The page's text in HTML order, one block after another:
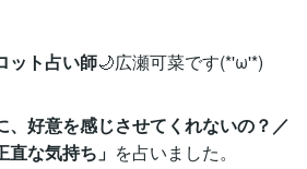
ット占い師🌙広瀬可菜です(*'ω'*)
、好意を感じさせてくれないの？／
な気持ち」 を占いました。